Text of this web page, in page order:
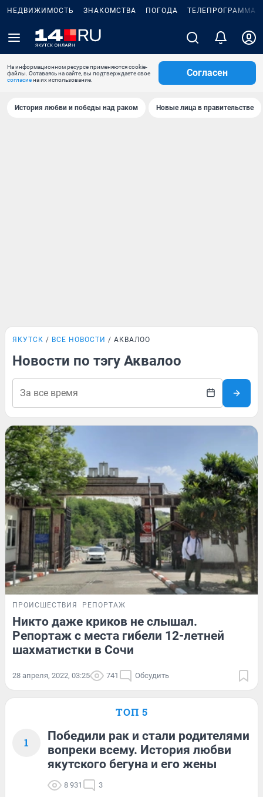
НЕДВИЖИМОСТЬ ЗНАКОМСТВА ПОГОДА ТЕЛЕПРОГРАММА
На информационном ресурсе применяются cookie-
файлы. Оставаясь на сайте, вы подтверждаете свое
согласиена их использование.
Согласен
История любви и победы над раком Новые лица в правительстве
ЯКУТСК ВСЕ НОВОСТИ АКВАЛОО
Новости по тэгу Аквалоо
ПРОИСШЕСТВИЯ РЕПОРТАЖ
Никто даже криков не слышал.
Репортаж с места гибели 12-летней
шахматистки в Сочи
28 апреля, 2022, 03:25 741 Обсудить
ТОП 5
1
Победили рак и стали родителями
вопреки всему. История любви
якутского бегуна и его жены
8 931 3